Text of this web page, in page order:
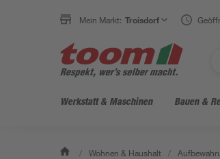
Mein Markt: Troisdorf
Werkstatt & Maschinen Bauen &
/ Wohnen & Haushalt /